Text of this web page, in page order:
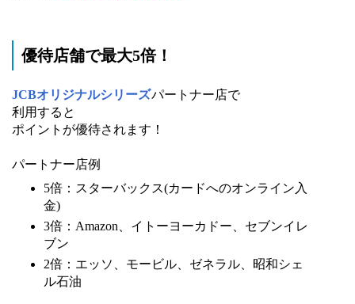
優待店舗で最大5倍！
JCBオリジナルシリーズパートナー店で
利用すると
ポイントが優待されます！
パートナー店例
5倍：スターバックス(カードへのオンライン入
金)
3倍：Amazon、イトーヨーカドー、 セブンイレ
ブン
2倍：エッソ、モービル、ゼネラル、昭和シェ
ル石油